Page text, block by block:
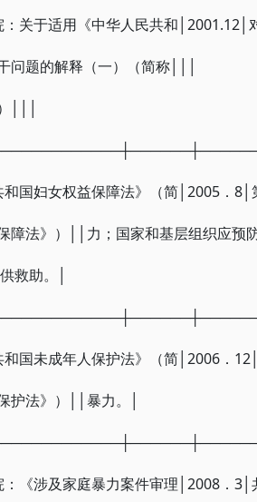
：关于适用《中华人民共和│2001.12│
问题的解释（一）（简称│││
│││
和国妇女权益保障法》（简│2005．
障法》）││力；国家和基层组织应预
救助。│
和国未成年人保护法》（简│2006．
护法》）││暴力。│
：《涉及家庭暴力案件审理│2008．